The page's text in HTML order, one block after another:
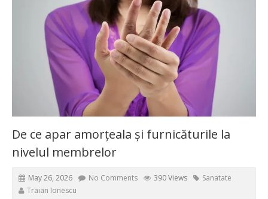
De ce apar amorțeala și furnicăturile la
nivelul membrelor
May 26, 2026 No Comments 390 Views
Sanatate
Traian Ionescu